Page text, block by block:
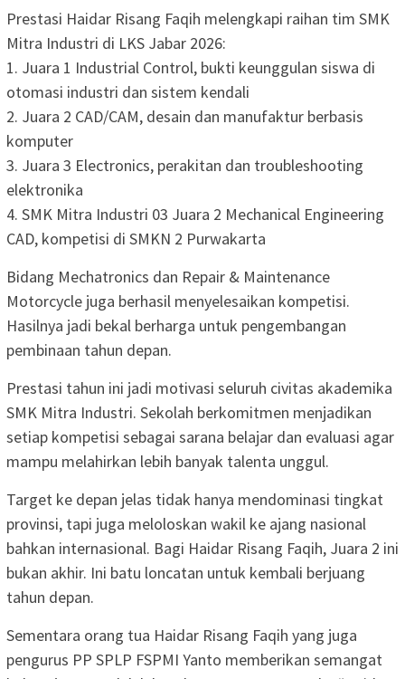
Prestasi Haidar Risang Faqih melengkapi raihan tim SMK
Mitra Industri di LKS Jabar 2026:
1. Juara 1 Industrial Control, bukti keunggulan siswa di
otomasi industri dan sistem kendali
2. Juara 2 CAD/CAM, desain dan manufaktur berbasis
komputer
3. Juara 3 Electronics, perakitan dan troubleshooting
elektronika
4. SMK Mitra Industri 03 Juara 2 Mechanical Engineering
CAD, kompetisi di SMKN 2 Purwakarta
Bidang Mechatronics dan Repair & Maintenance
Motorcycle juga berhasil menyelesaikan kompetisi.
Hasilnya jadi bekal berharga untuk pengembangan
pembinaan tahun depan.
Prestasi tahun ini jadi motivasi seluruh civitas akademika
SMK Mitra Industri. Sekolah berkomitmen menjadikan
setiap kompetisi sebagai sarana belajar dan evaluasi agar
mampu melahirkan lebih banyak talenta unggul.
Target ke depan jelas tidak hanya mendominasi tingkat
provinsi, tapi juga meloloskan wakil ke ajang nasional
bahkan internasional. Bagi Haidar Risang Faqih, Juara 2 ini
bukan akhir. Ini batu loncatan untuk kembali berjuang
tahun depan.
Sementara orang tua Haidar Risang Faqih yang juga
pengurus PP SPLP FSPMI Yanto memberikan semangat